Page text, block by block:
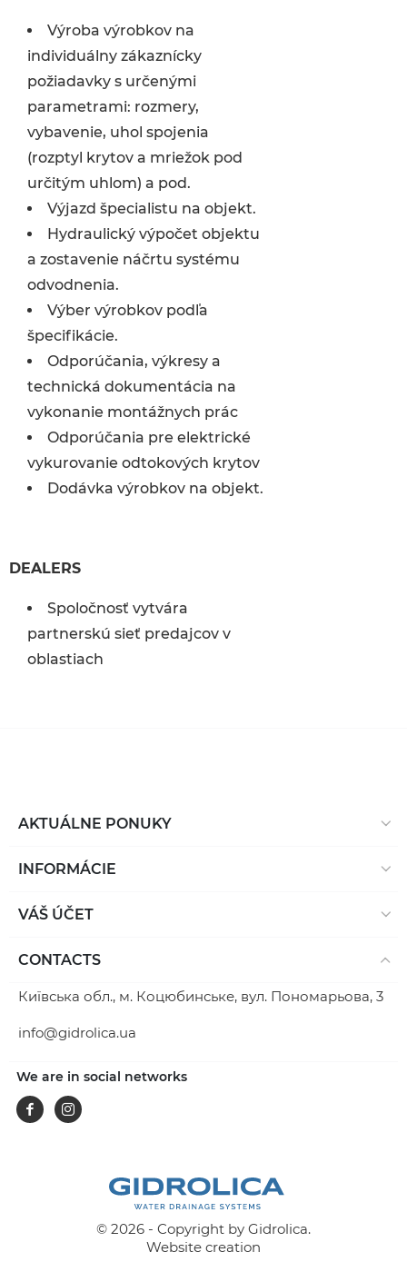
Výroba výrobkov na
individuálny zákaznícky
požiadavky s určenými
parametrami: rozmery,
vybavenie, uhol spojenia
(rozptyl krytov a mriežok pod
určitým uhlom) a pod.
Výjazd špecialistu na objekt.
Hydraulický výpočet objektu
a zostavenie náčrtu systému
odvodnenia.
Výber výrobkov podľa
špecifikácie.
Odporúčania, výkresy a
technická dokumentácia na
vykonanie montážnych prác
Odporúčania pre elektrické
vykurovanie odtokových krytov
Dodávka výrobkov na objekt.
DEALERS
Spoločnosť vytvára
partnerskú sieť predajcov v
oblastiach
AKTUÁLNE PONUKY
INFORMÁCIE
VÁŠ ÚČET
CONTACTS
Київська обл., м. Коцюбинське, вул. Пономарьова, 3
info@gidrolica.ua
We are in social networks
FacebookInstagram
© 2026 - Copyright by Gidrolica.
Website creation